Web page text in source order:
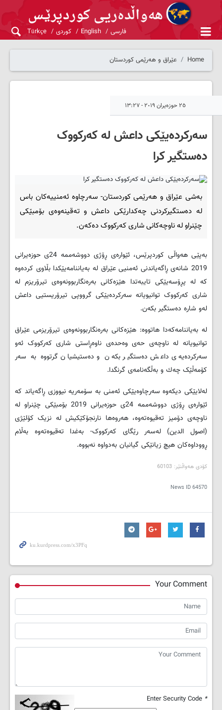
فارسی English کوردی Türkçe
Home عێراق و هەرێمی کوردستان
٢٥ حوزەیران ٢٠١٩ - ١٣:٢٧
سه‌ركرده‌یێكی داعش له‌ که‌رکووک
ده‌ستگیر کرا
به‌شی عێراق و هه‌رێمی کوردستان- سه‌رچاوه‌ ئه‌منییه‌کان باس
له‌ ده‌ستگیرکردنی چه‌کدارێکی داعش و ته‌قینه‌وه‌ی بۆمبێکی
چێنراو له‌ ناوچه‌کانی شاری که‌رکووک ده‌که‌ن.
به‌پێی هه‌واڵی کوردپرێس، ئێواره‌ی ڕۆژی دووشه‌ممه‌ 24ی حوزه‌یرانی
2019 شانه‌ی ڕاگه‌یاندنی ئه‌منیی عێراق له‌ به‌یاننامه‌یێکدا بڵاوی کرده‌وه‌
که‌ له‌ پڕۆسه‌یێکی تایبه‌تدا هێزه‌کانی به‌ره‌نگاربوونه‌وه‌ی تیرۆریزم له‌
شاری که‌رکووک توانیویانه‌ سه‌رکرده‌یێکی گرووپی تیرۆریستیی داعش
له‌و شاره‌ ده‌ستگیر بکه‌ن.
له‌ به‌یاننامه‌که‌دا هاتووه‌: هێزه‌کانی به‌ره‌نگاربوونه‌وه‌ی تیرۆریزمی عێراق
توانیویانه‌ له‌ ناوچه‌ی حه‌ی وه‌حده‌ی ناوه‌ڕاستی شاری كه‌ركووک ئه‌و
سه‌ركرده‌یه‌ی داعش ده‌ستگیر بكه‌ن و ده‌ستیشیان گرتووه‌ به‌ سه‌ر
كۆمه‌ڵێک چه‌ك و به‌ڵگه‌نامه‌ی گرنگدا.
له‌لایێكى دیكه‌وه‌ سه‌رچاوه‌یێکی ئه‌منی به‌ سۆمه‌ریه‌ نیووزی ڕاگه‌یاند که‌
ئێواره‌ى ڕۆژى دووشه‌ممه‌ 24ی حوزه‌یرانی 2019 بۆمبێكى چێنراو له
‌ناوچه‌ى دۆمیز ته‌قیوه‌ته‌وه‌، هه‌روه‌ها نارنجۆكێكیش له‌ نزیک كۆلێژى
(اصول الدین) له‌سه‌ر رێگاى كه‌ركووک- به‌غدا ته‌قیوه‌ته‌وه به‌ڵام
ڕووداوه‌كان هیچ زیانێكى گیانیان به‌دواوه‌ نه‌بووه‌.
کۆدی هه‌واڵنێر: 60103
News ID64570
Your Comment
*